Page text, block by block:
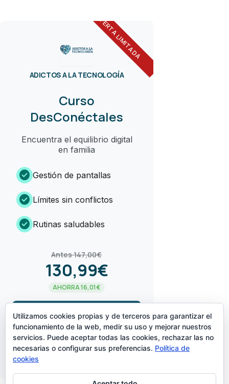
OFERTA LIMITADA
ADICTOS A LA TECNOLOGÍA
Curso
DesConéctales
Encuentra el equilibrio digital
en familia
check_circle Gestión de pantallas
check_circle Límites sin conflictos
check_circle Rutinas saludables
Antes 147,00€
130,99€
AHORRA 16,01€
¡LO QUIERO!arrow_forward
CREADO POR
Utilizamos cookies propias y de terceros para garantizar el
funcionamiento de la web, medir su uso y mejorar nuestros
servicios. Puede aceptar todas las cookies, rechazar las no
necesarias o configurar sus preferencias. Política de
cookies